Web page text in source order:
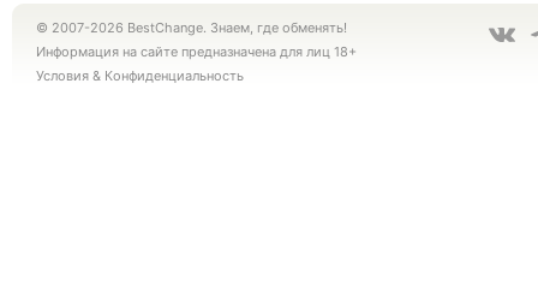
© 2007-2026 BestChange. Знаем, где обменять!
Информация на сайте предназначена для лиц 18+
Условия & Конфиденциальность